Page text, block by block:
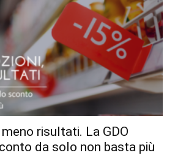
risultati. La GDO
da solo non basta più